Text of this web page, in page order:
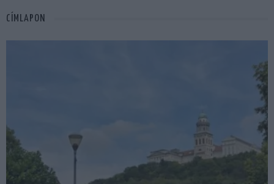
CÍMLAPON